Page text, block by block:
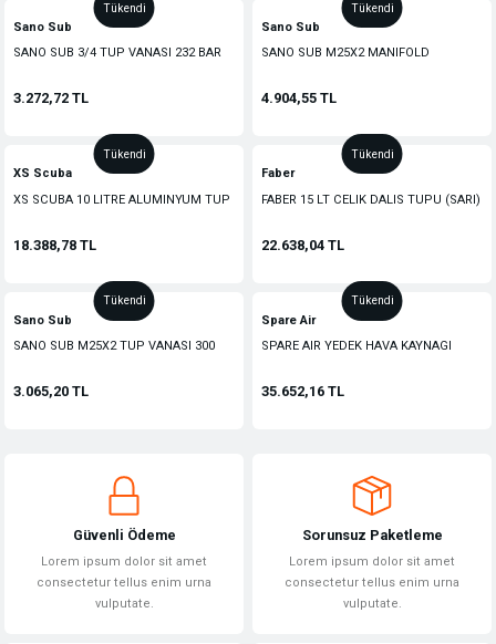
Tükendi
Sano Sub
SANO SUB 3/4 TUP VANASI 232 BAR
3.272,72 TL
Tükendi
Sano Sub
SANO SUB M25X2 MANIFOLD
4.904,55 TL
Tükendi
XS Scuba
XS SCUBA 10 LITRE ALUMINYUM TUP
18.388,78 TL
Tükendi
Faber
FABER 15 LT CELIK DALIS TUPU (SARI)
22.638,04 TL
Tükendi
Sano Sub
SANO SUB M25X2 TUP VANASI 300
3.065,20 TL
Tükendi
Spare Air
SPARE AIR YEDEK HAVA KAYNAGI
35.652,16 TL
Güvenli Ödeme
Lorem ipsum dolor sit amet
consectetur tellus enim urna
vulputate.
Sorunsuz Paketleme
Lorem ipsum dolor sit amet
consectetur tellus enim urna
vulputate.